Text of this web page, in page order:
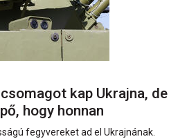
kap Ukrajna, de
hogy honnan
fegyvereket ad el Ukrajnának.